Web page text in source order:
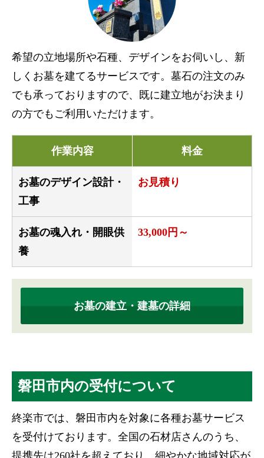
希望の立地場所や石種、デザインをお伺いし、新
しくお墓を建てるサービスです。墓石の注文のみ
でも承っておりますので、既に建立地がお決まり
の方でもご利用いただけます。
作業内容 料金
お墓のデザイン設計・
工事
お見積り
お墓の魂入れ・開眼供
養
33,000円～
お墓の建立・建墓の詳細
磐田市内の受付について
終楽市では、磐田市内を対象に各種お墓サービス
を受付けております。全国の石材店さんのうち、
提携先は260社を超えており、細やかな地域対応が